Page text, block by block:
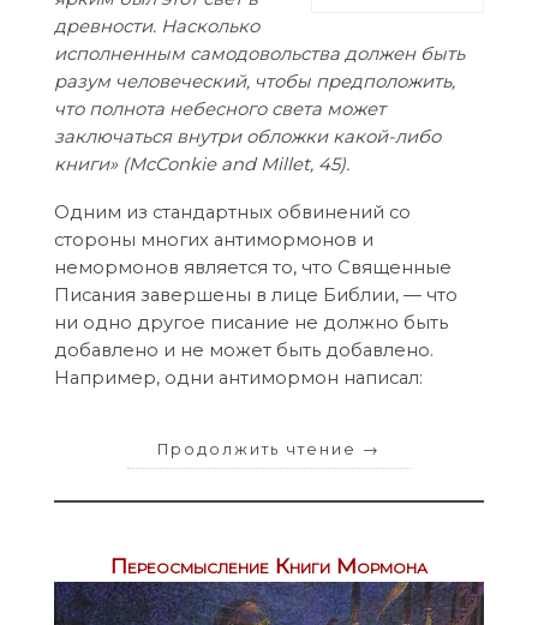
древности. Насколько
исполненным самодовольства должен быть
разум человеческий, чтобы предположить,
что полнота небесного света может
заключаться внутри обложки какой-либо
книги» (McConkie and Millet, 45).
Одним из стандартных обвинений со
стороны многих антимормонов и
немормонов является то, что Священные
Писания завершены в лице Библии, — что
ни одно другое писание не должно быть
добавлено и не может быть добавлено.
Например, одни антимормон написал:
Продолжить чтение →
Переосмысление Книги Мормона